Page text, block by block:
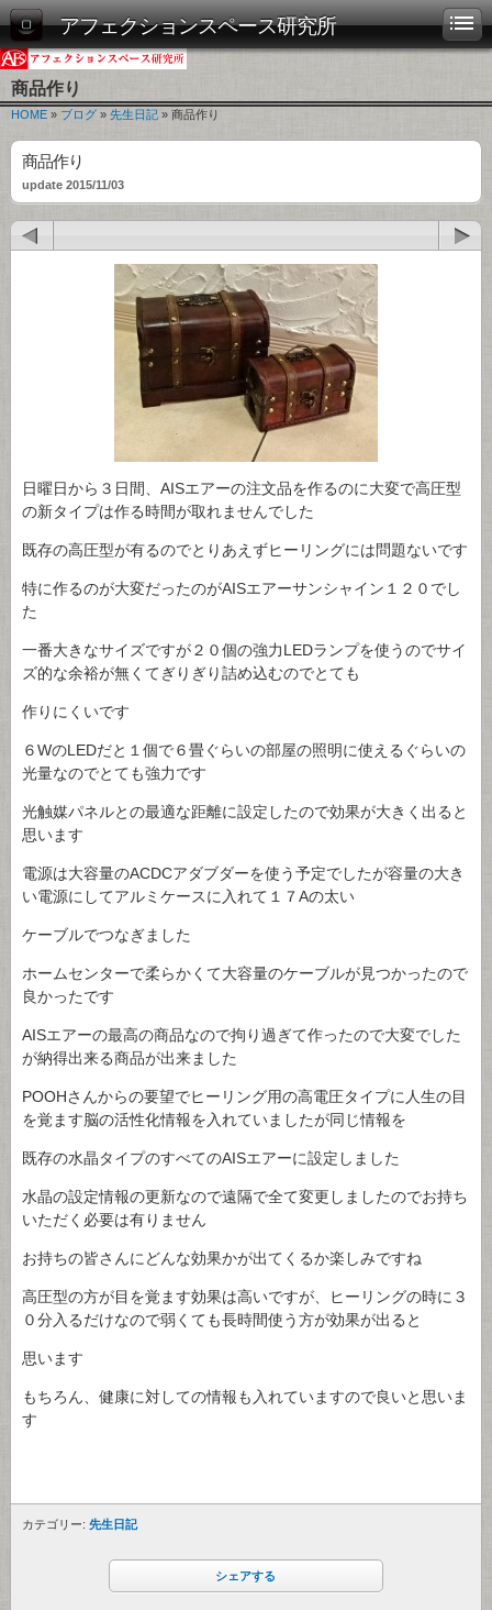
アフェクションスペース研究所
商品作り
HOME » ブログ » 先生日記 » 商品作り
商品作り
update 2015/11/03
日曜日から３日間、AISエアーの注文品を作るのに大変で高圧型
の新タイプは作る時間が取れませんでした
既存の高圧型が有るのでとりあえずヒーリングには問題ないです
特に作るのが大変だったのがAISエアーサンシャイン１２０でし
た
一番大きなサイズですが２０個の強力LEDランプを使うのでサイ
ズ的な余裕が無くてぎりぎり詰め込むのでとても
作りにくいです
６WのLEDだと１個で６畳ぐらいの部屋の照明に使えるぐらいの
光量なのでとても強力です
光触媒パネルとの最適な距離に設定したので効果が大きく出ると
思います
電源は大容量のACDCアダブダーを使う予定でしたが容量の大き
い電源にしてアルミケースに入れて１７Aの太い
ケーブルでつなぎました
ホームセンターで柔らかくて大容量のケーブルが見つかったので
良かったです
AISエアーの最高の商品なので拘り過ぎて作ったので大変でした
が納得出来る商品が出来ました
POOHさんからの要望でヒーリング用の高電圧タイプに人生の目
を覚ます脳の活性化情報を入れていましたが同じ情報を
既存の水晶タイプのすべてのAISエアーに設定しました
水晶の設定情報の更新なので遠隔で全て変更しましたのでお持ち
いただく必要は有りません
お持ちの皆さんにどんな効果かが出てくるか楽しみですね
高圧型の方が目を覚ます効果は高いですが、ヒーリングの時に３
０分入るだけなので弱くても長時間使う方が効果が出ると
思います
もちろん、健康に対しての情報も入れていますので良いと思いま
す
カテゴリー: 先生日記
シェアする